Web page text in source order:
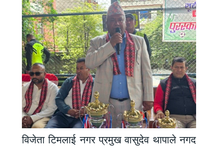
विजेता टिमलाई नगर प्रमुख वासुदेव थापाले नगद